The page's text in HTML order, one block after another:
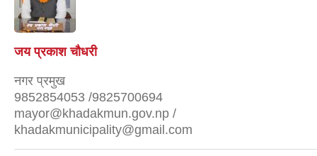
जय प्रकाश चौधरी
नगर प्रमुख
9852854053 /9825700694
mayor@khadakmun.gov.np /
khadakmunicipality@gmail.com